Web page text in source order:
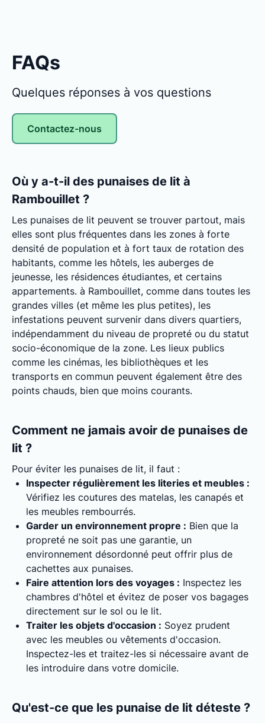
FAQs
Quelques réponses à vos questions
Contactez-nous
Où y a-t-il des punaises de lit à
Rambouillet ?
Les punaises de lit peuvent se trouver partout, mais
elles sont plus fréquentes dans les zones à forte
densité de population et à fort taux de rotation des
habitants, comme les hôtels, les auberges de
jeunesse, les résidences étudiantes, et certains
appartements. à Rambouillet, comme dans toutes les
grandes villes (et même les plus petites), les
infestations peuvent survenir dans divers quartiers,
indépendamment du niveau de propreté ou du statut
socio-économique de la zone. Les lieux publics
comme les cinémas, les bibliothèques et les
transports en commun peuvent également être des
points chauds, bien que moins courants.
Comment ne jamais avoir de punaises de
lit ?
Pour éviter les punaises de lit, il faut :
Inspecter régulièrement les literies et meubles :
Vérifiez les coutures des matelas, les canapés et
les meubles rembourrés.
Garder un environnement propre : Bien que la
propreté ne soit pas une garantie, un
environnement désordonné peut offrir plus de
cachettes aux punaises.
Faire attention lors des voyages : Inspectez les
chambres d'hôtel et évitez de poser vos bagages
directement sur le sol ou le lit.
Traiter les objets d'occasion : Soyez prudent
avec les meubles ou vêtements d'occasion.
Inspectez-les et traitez-les si nécessaire avant de
les introduire dans votre domicile.
Qu'est-ce que les punaise de lit déteste ?